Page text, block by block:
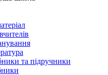
та підручники